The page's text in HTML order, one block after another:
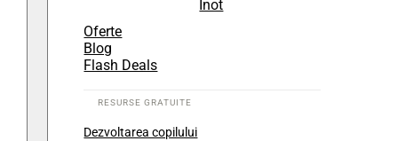
Înot
Oferte
Blog
Flash Deals
Dezvoltarea copilului